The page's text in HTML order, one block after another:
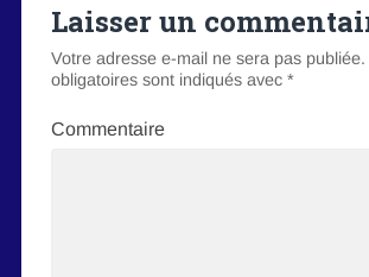
Laisser un
Votre adresse e-mail ne sera pas publiée.
obligatoires sont indiqués avec *
Commentaire